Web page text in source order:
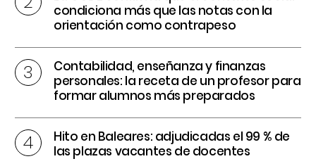
condiciona más que las notas con la
orientación como contrapeso
Contabilidad, enseñanza y finanzas
personales: la receta de un profesor para
formar alumnos más preparados
Hito en Baleares: adjudicadas el 99 % de
las plazas vacantes de docentes